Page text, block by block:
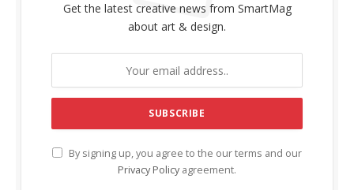
Get the latest creative news from SmartMag
about art & design.
By signing up, you agree to the our terms and our
Privacy Policy agreement.